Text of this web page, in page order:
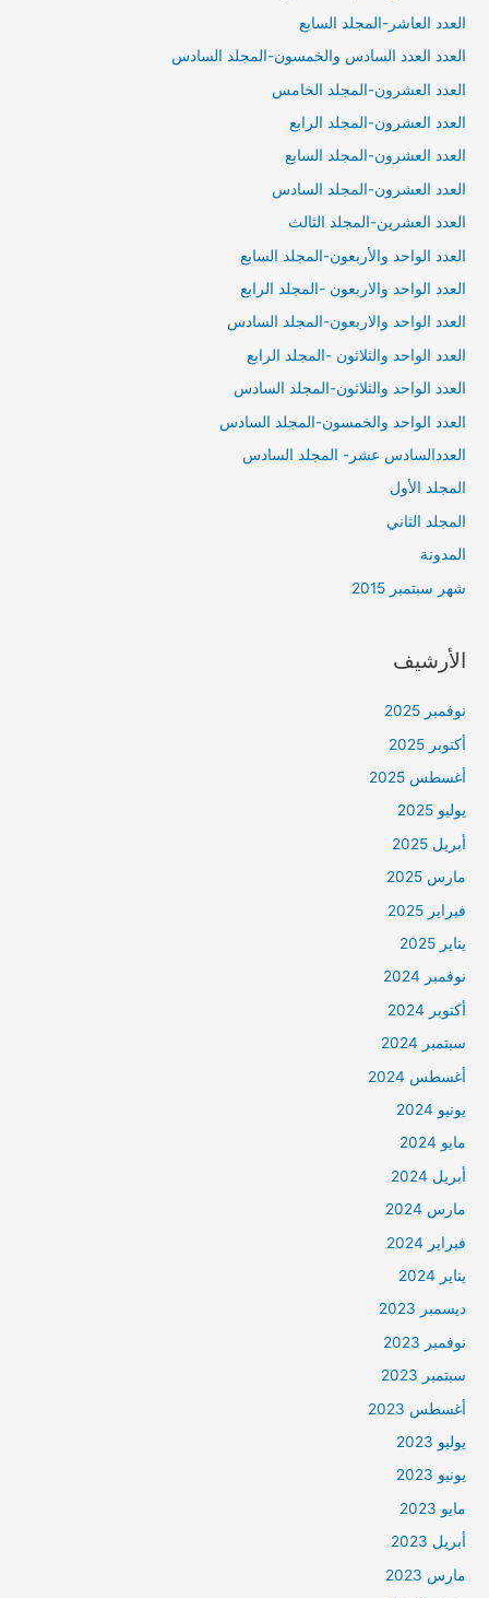
العدد العاشر-المجلد السابع
العدد العدد السادس والخمسون-المجلد السادس
العدد العشرون-المجلد الخامس
العدد العشرون-المجلد الرابع
العدد العشرون-المجلد السابع
العدد العشرون-المجلد السادس
العدد العشرين-المجلد الثالث
العدد الواحد والأربعون-المجلد السابع
العدد الواحد والاربعون -المجلد الرابع
العدد الواحد والاربعون-المجلد السادس
العدد الواحد والثلاثون -المجلد الرابع
العدد الواحد والثلاثون-المجلد السادس
العدد الواحد والخمسون-المجلد السادس
العددالسادس عشر- المجلد السادس
المجلد الأول
المجلد الثاني
المدونة
شهر سبتمبر 2015
الأرشيف
نوفمبر 2025
أكتوبر 2025
أغسطس 2025
يوليو 2025
أبريل 2025
مارس 2025
فبراير 2025
يناير 2025
نوفمبر 2024
أكتوبر 2024
سبتمبر 2024
أغسطس 2024
يونيو 2024
مايو 2024
أبريل 2024
مارس 2024
فبراير 2024
يناير 2024
ديسمبر 2023
نوفمبر 2023
سبتمبر 2023
أغسطس 2023
يوليو 2023
يونيو 2023
مايو 2023
أبريل 2023
مارس 2023